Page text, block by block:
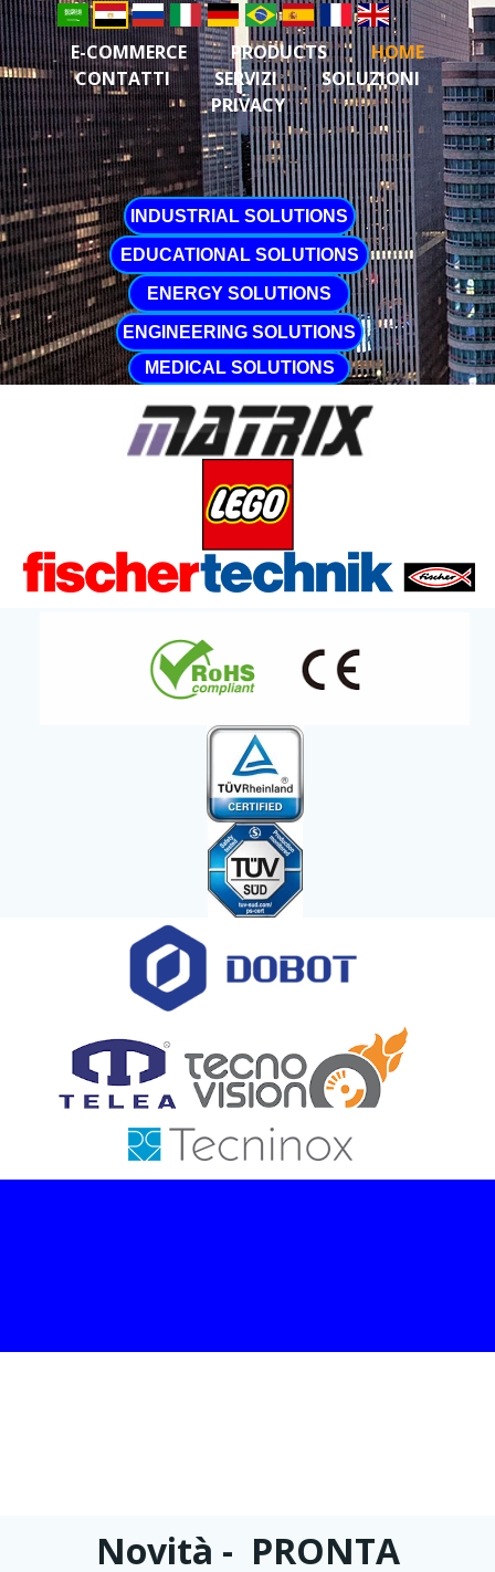
HOME
PRODUCTS
E-COMMERCE
SOLUZIONI
SERVIZI
CONTATTI
PRIVACY
INDUSTRIAL SOLUTIONS
EDUCATIONAL SOLUTIONS
ENERGY SOLUTIONS
ENGINEERING SOLUTIONS
MEDICAL SOLUTIONS
Novità - PRONTA